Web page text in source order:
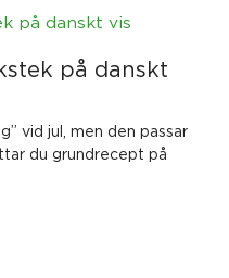
på danskt
vid jul, men den passar
du grundrecept på